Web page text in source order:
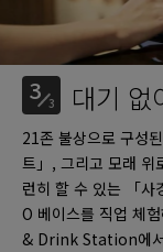
3 3 대기 없
21존 불상으로 구성
트」, 그리고 모래 위
런히 할 수 있는 「사
O 베이스를 직업 체
& Drink Station에서